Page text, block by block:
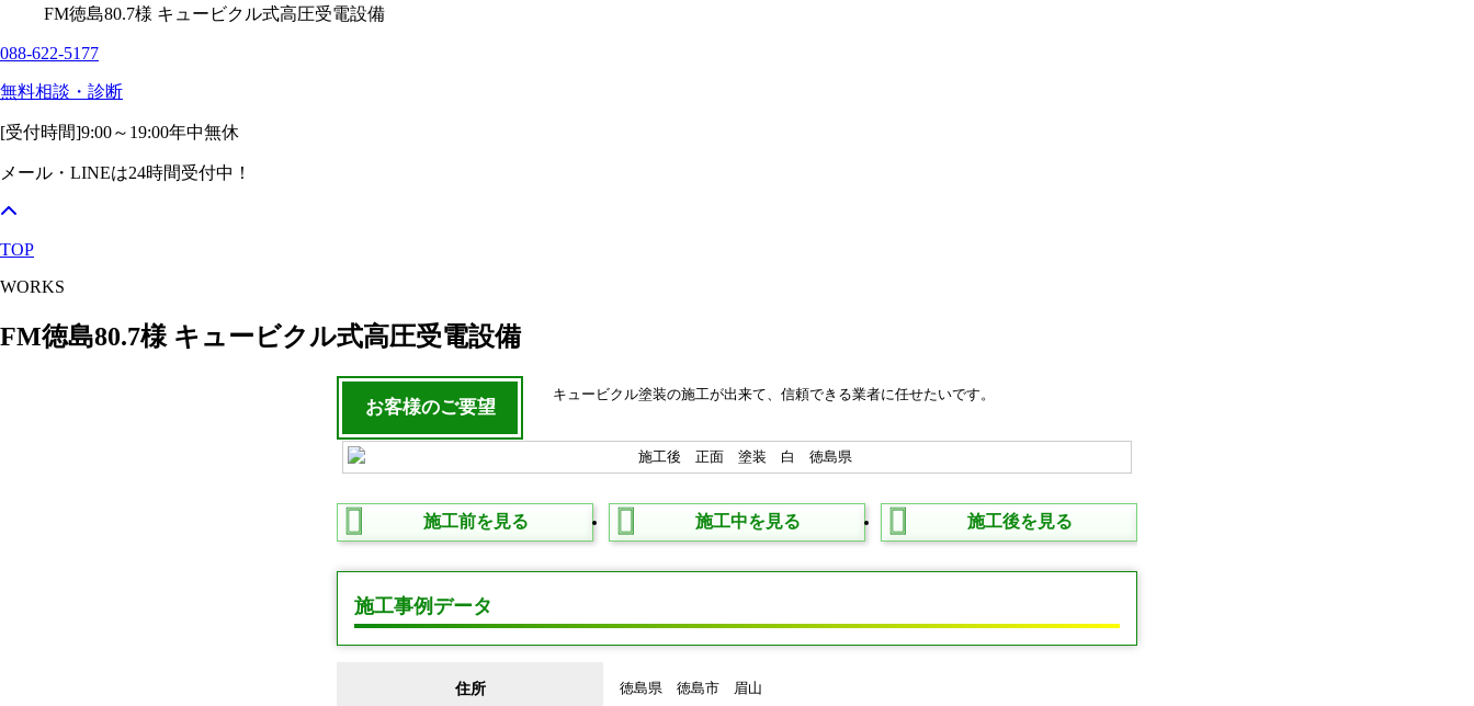
FM徳島80.7様 キュービクル式高圧受電設備
088-622-5177
無料相談・診断
[受付時間]9:00～19:00年中無休
メール・LINEは24時間受付中！
TOP
WORKS
FM徳島80.7様 キュービクル式高圧受電設備
お客様のご要望
キュービクル塗装の施工が出来て、信頼できる業者に任せたいです。
施工前を見る 施工中を見る 施工後を見る
施工事例データ
住所 徳島県 徳島市 眉山